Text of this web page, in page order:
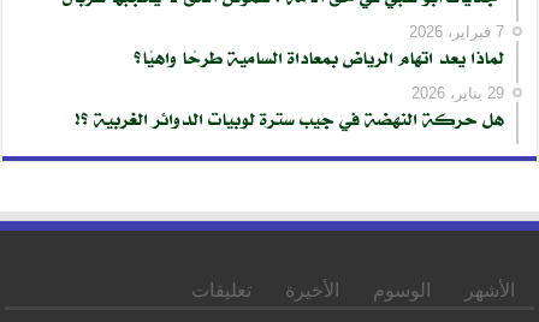
7 فبراير، 2026
لماذا يعد اتهام الرياض بمعاداة السامية طرحًا واهيًا؟
29 يناير، 2026
هل حركة النهضة في جيب سترة لوبيات الدوائر الغربية ؟!
الأشهر الوسوم الأخيرة تعليقات